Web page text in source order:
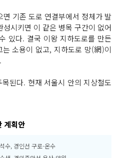
기존 도로 연결부에서 정체가 발
시키면 이 같은 병목 구간이 없어
있다. 결국 이왕 지하도로를 만든
소용이 없고, 지하도로 망(網)이
된다. 현재 서울시 안의 지상철도
계획안
수, 경인선 구로-온수